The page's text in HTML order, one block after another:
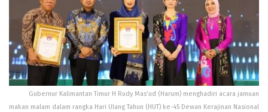
Gubernur Kalimantan Timur H Rudy Mas’ud (Harum) menghadiri acara jamuan
makan malam dalam rangka Hari Ulang Tahun (HUT) ke-45 Dewan Kerajinan Nasional